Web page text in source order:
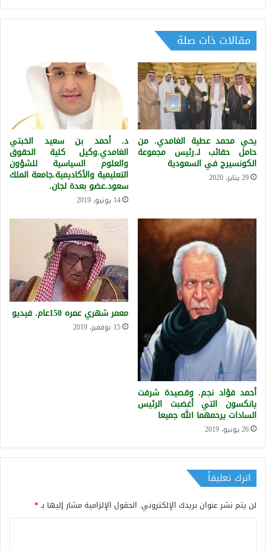
التعليم
مقالات ذات صلة
يحي محمد عطية الغامدي. من
حامل حقائب لـ.رئيس مجموعة
الكونسيرج في السعودية
29 يناير، 2020
د. أحمد بن سعيد الخبتي
الغامدي.وكيل كلية الحقوق
والعلوم السياسية للشؤون
التعليمية والأكاديمية.جامعة الملك
سعود.عضو بعدة لجان.
14 يونيو، 2019
أحمد فؤاد نجم. وقصيدة شرفت
يانكسون التي أغضبت الرئيس
السادات يرحمهما الله جميعا
26 يونيو، 2019
معمر شهري عمره 150عام. فيديو
15 نوفمبر، 2019
اترك تعليقاً
لن يتم نشر عنوان بريدك الإلكتروني. الحقول الإلزامية مشار إليها بـ*